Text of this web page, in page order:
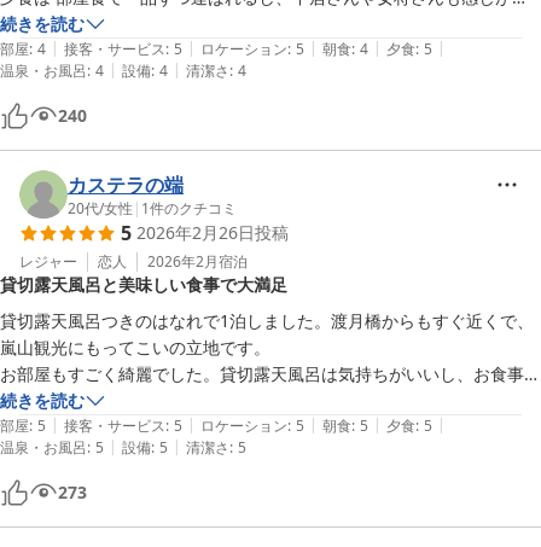
続きを読む
部屋: 4 | 接客・サービス: 5 | ロケーション: 5 | 朝食: 4 | 夕食: 5 |
温泉・お風呂: 4 | 設備: 4 | 清潔さ: 4
240
カステラの端
20代/女性 | 1件のクチコミ
5 2026年2月26日投稿
レジャー 恋人 2026年2月宿泊
貸切露天風呂と美味しい食事で大満足
貸切露天風呂つきのはなれで1泊しました。渡月橋からもすぐ近くで、
嵐山観光にもってこいの立地です。
お部屋もすごく綺麗でした。貸切露天風呂は気持ちがいいし、お食事も
美味しくて本当に身も心も大満足です。
続きを読む
部屋: 5 | 接客・サービス: 5 | ロケーション: 5 | 朝食: 5 | 夕食: 5 |
温泉・お風呂: 5 | 設備: 5 | 清潔さ: 5
273